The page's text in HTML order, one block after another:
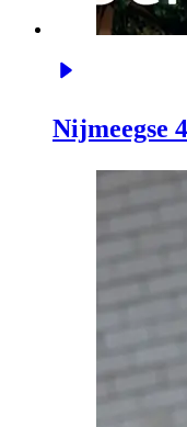
Nijmeegse